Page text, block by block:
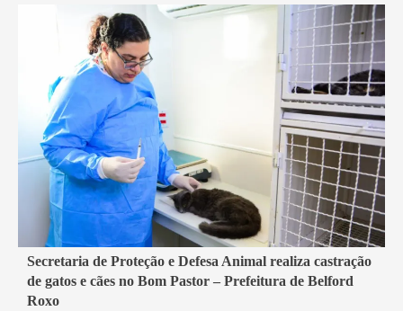
2 min read
Belford Roxo
Secretaria de Proteção e Defesa Animal realiza castração
de gatos e cães no Bom Pastor – Prefeitura de Belford
Roxo